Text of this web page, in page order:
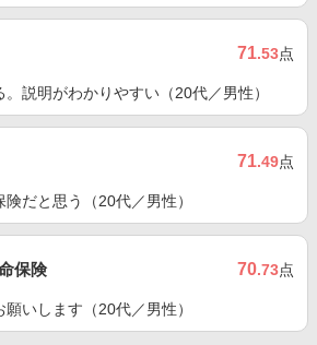
71.53点
説明がわかりやすい（20代／男性）
71.49点
だと思う（20代／男性）
保険 70.73点
いします（20代／男性）